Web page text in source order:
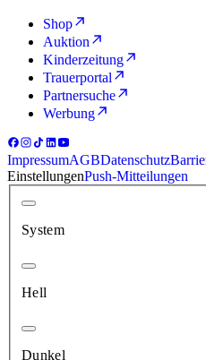
Shop
Auktion
Kinderzeitung
Trauerportal
Partnersuche
Werbung
ImpressumAGBDatenschutz
EinstellungenPush-Mitteilungen
System
Hell
Dunkel